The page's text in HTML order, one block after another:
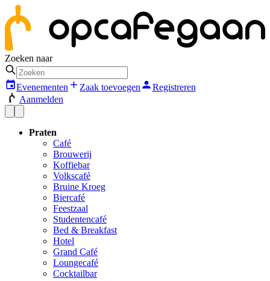
Zoeken naar
Evenementen Zaak toevoegen
Registreren
Aanmelden
Praten
Café
Brouwerij
Koffiebar
Volkscafé
Bruine Kroeg
Biercafé
Feestzaal
Studentencafé
Bed & Breakfast
Hotel
Grand Café
Loungecafé
Cocktailbar